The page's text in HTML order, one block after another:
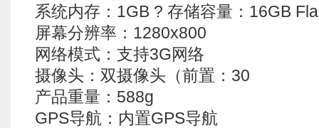
系统内存：1GB ? 存储容量：16GB
屏幕分辨率：1280x800
网络模式：支持3G网络
摄像头：双摄像头（前置：30
产品重量：588g
GPS导航：内置GPS导航